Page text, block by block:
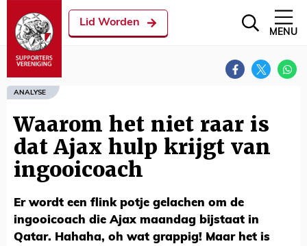
Lid Worden
MENU
ANALYSE
Waarom het niet raar is
dat Ajax hulp krijgt van
ingooicoach
Er wordt een flink potje gelachen om de
ingooicoach die Ajax maandag bijstaat in
Qatar. Hahaha, oh wat grappig! Maar het is